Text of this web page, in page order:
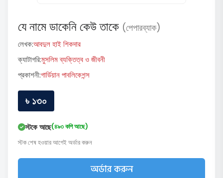
যে নামে ডাকেনি কেউ তাকে (পেপারব্যাক)
লেখক:আবদুল হাই শিকদার
ক্যাটাগরি:মুসলিম ব্যক্তিত্ব ও জীবনী
প্রকাশনী:গার্ডিয়ান পাবলিকেশন্স
৳ ১৩০
স্টকে আছে(৪৯৩ কপি আছে)
স্টক শেষ হওয়ার আগেই অর্ডার করুন
অর্ডার করুন